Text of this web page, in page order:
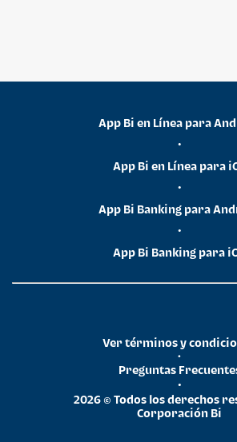
App Bi en Línea para
•
App Bi en Línea para
•
App Bi Banking para
•
App Bi Banking para
2026 © Todos los derechos
Corporación Bi
•
Preguntas
•
Ver términos y